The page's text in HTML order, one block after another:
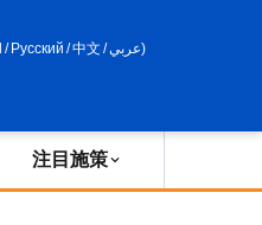
/ Русский /中文 /عربي)
注目施策